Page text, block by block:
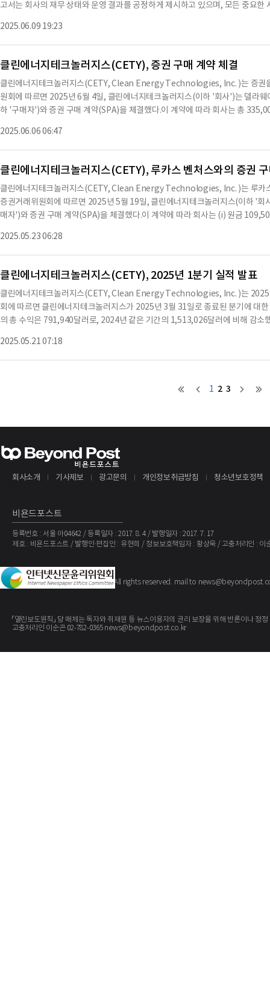
은 전환일 이전 10일 동안의 최저 거래 가격의 85%로 설정된다.그러나 보유자
러의 실제
고서는 회사의 재무 상태와 운영 결과를 공정하게 제시하고 있으며, 모든 중요
경우 이를 개선하기 위한 조치를 취할 것이라고 밝혔다.회사는 2024년 동안 총
의 6,693,844달러에 비해 감소한 수치이다.특히, 자연가스 사업 부문에서의 수
너지 소비 패턴의 변화에 기인한다.반면, 폐기물 에너지 사업 부문에서는
년 동안 회사는 4,416,319달러의 순손실을 기록했으며, 이는 2023년의
로 중국에서의 낮은 수익률과 높은 이자 비용에 기인한다.회사는 현재
러의 운영 자본 부족을 기록하고 있다.이러한 재무 상태는 회사의 지속 가능성
필요할 것으로 보인다.회사는 향후 재무 성과를 개선하기 위해 고수익 사업 기
2025.06.09 19:23
클린에너지테크놀러지스(CETY), 증권 구매 계약 체결
클린에너지테크놀러지스(CETY, Clean Energy Technologies, Inc. )는 증권
원회에 따르면 2025년 6월 4일, 클린에너지테크놀러지스(이하 '회사')는 델라
하 '구매자')와 증권 구매 계약(SPA)을 체결했다.이 계약에 따라 회사는 총
완료되었으며, 이 날 구매자의 법률 비용 5,000달러가 총 구매 가격에서 차감되
채는 12개월 후 만기되며, 연 10%의 보장된 이자를 발생시킨다.사채는 회사의
은 주당 2.50달러 또는 전환일 이전 5일간의 최저 거래 가격의 90% 중 낮은 가
0달러 이하로 거래된 첫 번째 날짜로부터 60일 이내에 주주 총회를 소집하여 주
없이는 12,370,000주 이상의 보통주를 발행할 수 없다.회사는 이 거래로 인한
업 개발에 사용해야 하며, 임원, 이사 또는 직원에게 부채를 상환하는 데 사용할
서에 첨부된 10.1 및 10.2 항목에 포함되어 있다.회사는 2025년 6월 3일에 발
2025.06.06 06:47
클린에너지테크놀러지스(CETY), 루카스 벤처스와의 증권
클린에너지테크놀러지스(CETY, Clean Energy Technologies, Inc. )는 루카
증권거래위원회에 따르면 2025년 5월 19일, 클린에너지테크놀러지스(이하 '
매자')와 증권 구매 계약(SPA)을 체결했다.이 계약에 따라 회사는 (i) 원금
트와 주식은 구매자에게 발행됐다.SPA에는 회사의 일반적인 진술, 보증 및 약
5년 8월 15일 만기되며, 연 8%의 이자를 발생시키고, 보유자의 선택에 따라 90
가 전환할 경우 회사의 발행 및 유통 보통주에서 4.99%를 초과하는 경우에는
달러 이하로 떨어질 경우, 이 비율은 9.99%로 증가한다.SPA와 노트에 대한 설
또한, 이 계약은 1933년 증권법 제4(a)(2)조에 따른 등록 면제에 의거하여 이루
인 공모와는 관련이 없다.회사는 2025년 5월 22일 이 계약을 서명했으며, 서명
태는 원금 109,500달러와 104,000달러의 고려금이 있으며, 이자는 연 8%로
2025.05.23 06:28
클린에너지테크놀러지스(CETY), 2025년 1분기 실적 발표
클린에너지테크놀러지스(CETY, Clean Energy Technologies, Inc. )는 2025
회에 따르면 클린에너지테크놀러지스가 2025년 3월 31일로 종료된 분기에 대
의 총 수익은 791,940달러로, 2024년 같은 기간의 1,513,026달러에 비해 감소
출은 612,354달러로, 2024년 같은 기간의 72,488달러에 비해 크게 증가했다.
러로, 2024년 같은 기간의 211,568달러에 비해 감소했다.2025년 1분기 동안
록했다.운영 비용은 824,656달러로, 2024년 같은 기간의 1,073,926달러에 비
은 마진에 기인한다.회사의 총 자산은 10,089,524달러로, 총 부채는
하반기에 더 높은 매출 기여를 기대하고 있으며, 이는 높은 총 마진을 기록할 것
2025.05.21 07:18
1 2 3
회사소개 기사제보 광고문의 개인정보취급방침 청소년보호정책
비욘드포스트
등록번호 : 서울 아04642 / 등록일자 : 2017. 8. 4 / 발행일자 : 2017. 7. 17
제호 : 비욘드포스트 / 발행인·편집인 : 유현희 / 정보보호책임자 : 황상욱 / 고충처리인 : 이
Copyright ©The BeyondPost. All rights reserved. mail to
「열린보도원칙」 당 매체는 독자와 취재원 등 뉴스이용자의 권리 보장을 위해 반론이나
고충처리인 이순곤 02-782-0365 news@beyondpost.co.kr